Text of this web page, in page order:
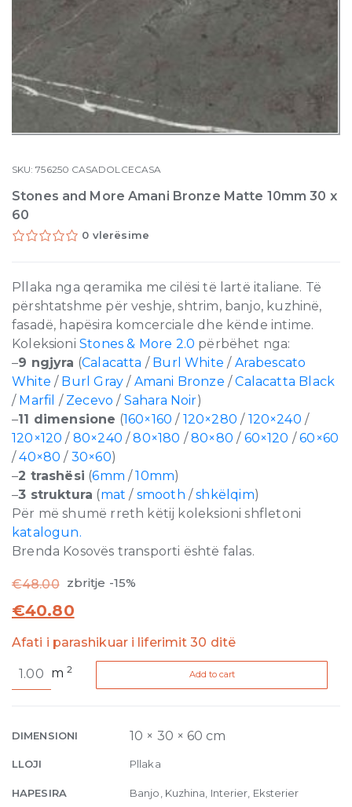
SKU:756250 CASADOLCECASA
Stones and More Amani Bronze Matte 10mm 30 x
60
0 vlerësime
Pllaka nga qeramika me cilësi të lartë italiane. Të
përshtatshme për veshje, shtrim, banjo, kuzhinë,
fasadë, hapësira komcerciale dhe kënde intime.
Koleksioni Stones & More 2.0 përbëhet nga:
–9 ngjyra (Calacatta / Burl White / Arabescato
White / Burl Gray / Amani Bronze /Calacatta Black
/ Marfil / Zecevo/ Sahara Noir)
–11 dimensione (160×160 / 120×280 / 120×240 /
120×120 / 80×240 /80×180 /80×80 / 60×120 /60×60
/40×80 / 30×60)
–2 trashësi (6mm /10mm)
–3 struktura (mat/ smooth /shkëlqim)
Për më shumë rreth këtij koleksioni shfletoni
katalogun.
Brenda Kosovës transporti është falas.
€48.00 zbritje -15%
€40.80
Afati i parashikuar i liferimit 30 ditë
and
Bronze
10mm
30
m2 Add to cart
DIMENSIONI 10 × 30 × 60 cm
LLOJI Pllaka
HAPESIRA Banjo, Kuzhina, Interier, Eksterier